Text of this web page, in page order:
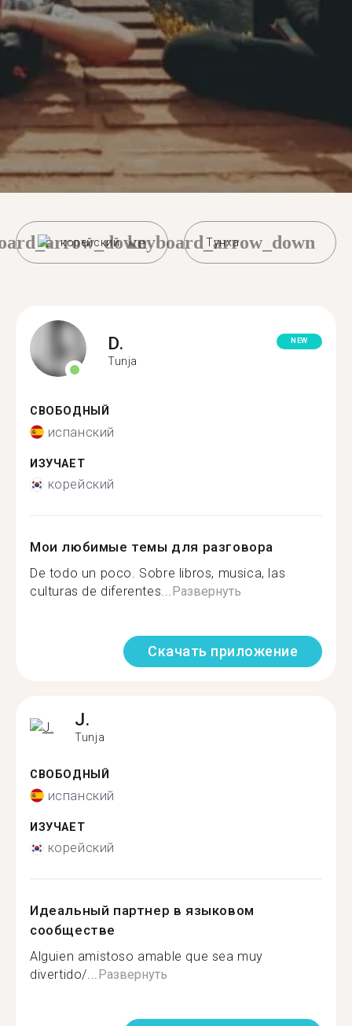
корейский Тунха
keyboard_arrow_down
D.
Tunja
NEW
СВОБОДНЫЙ
испанский
ИЗУЧАЕТ
корейский
Мои любимые темы для разговора
De todo un poco. Sobre libros, musica, las
culturas de diferentes...Развернуть
Скачать приложение
J.
Tunja
СВОБОДНЫЙ
испанский
ИЗУЧАЕТ
корейский
Идеальный партнер в языковом
сообществе
Alguien amistoso amable que sea muy
divertido/...Развернуть